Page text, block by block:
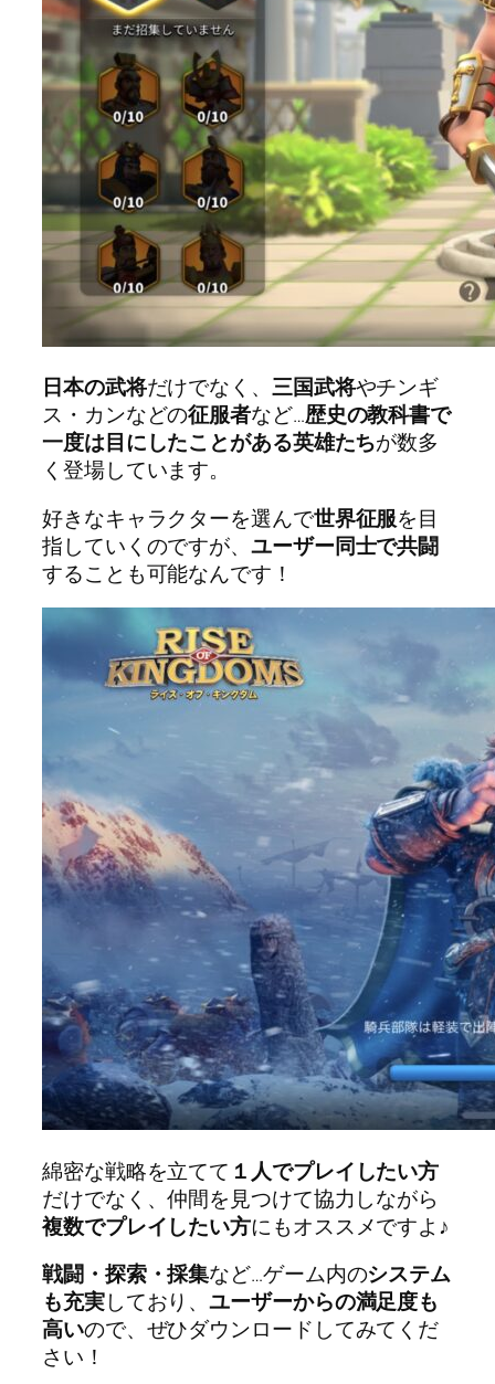
日本の武将だけでなく、 三国武将やチンギ
ス・カンなどの征服者など…歴史の教科書で
一度は目にしたことがある英雄たちが数多
く登場しています。
好きなキャラクターを選んで世界征服を目
指していくのですが、 ユーザー同士で共闘
することも可能なんです！
綿密な戦略を立てて １人でプレイしたい方
だけでなく、仲間を見つけて協力しながら
複数でプレイしたい方にもオススメですよ♪
戦闘・探索・採集など…ゲーム内のシステム
も充実しており、ユーザーからの満足度も
高いので、ぜひダウンロードしてみてくだ
さい！